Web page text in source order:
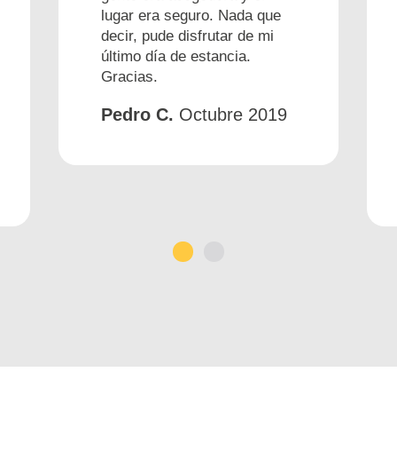
lugar era seguro. Nada que
decir, pude disfrutar de mi
último día de estancia.
Gracias.
Pedro C. Octubre 2019